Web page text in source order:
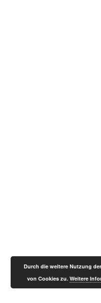
Durch die weitere Nutzung
von Cookies zu.Weitere